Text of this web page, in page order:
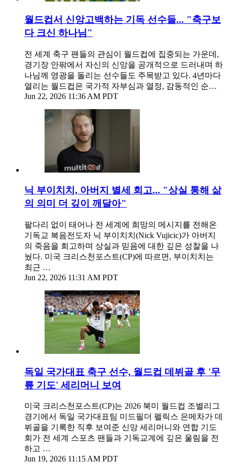
월드컵서 신앙고백하는 기독 선수들... "축구보
다 크신 하나님"
전 세계 축구 팬들의 관심이 월드컵에 집중되는 가운데,
경기장 안팎에서 자신의 신앙을 공개적으로 드러내며 하
나님께 영광을 돌리는 선수들도 주목받고 있다. 4년마다
열리는 월드컵은 국가적 자부심과 열정, 감동적인 순…
Jun 22, 2026 11:36 AM PDT
닉 부이치치, 아버지 별세 회고... "상실 통해 삶
의 의미 더 깊이 깨달아"
팔다리 없이 태어나 전 세계에 희망의 메시지를 전해온
기독교 복음전도자 닉 부이치치(Nick Vujicic)가 아버지
의 죽음을 회고하며 상실과 믿음에 대한 깊은 성찰을 나
눴다. 미국 크리스천포스트(CP)에 따르면, 부이치치는
최근 …
Jun 22, 2026 11:31 AM PDT
독일 국가대표 축구 선수, 월드컵 데뷔골 후 '무
릎 기도' 세리머니 보여
미국 크리스천포스트(CP)는 2026 북미 월드컵 조별리그
경기에서 독일 국가대표팀 미드필더 펠릭스 은메차가 데
뷔골을 기록한 직후 보여준 신앙 세리머니와 연합 기도
회가 전 세계 스포츠 팬들과 기독교계에 깊은 울림을 전
하고 …
Jun 19, 2026 11:15 AM PDT